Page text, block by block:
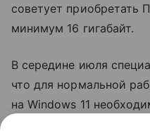
советует приобретать
минимум 16 гигабайт.
В середине июля
что для нормальной
на Windows 11